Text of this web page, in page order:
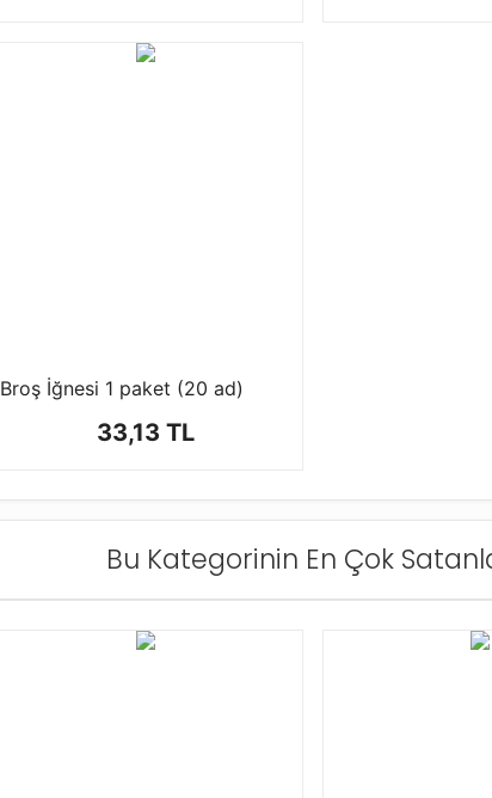
Broş İğnesi 1 paket (20 ad)
33,13 TL
Bu Kategorinin En Çok